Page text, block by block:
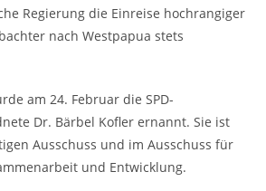
Regierung die Einreise hochrangiger
nach Westpapua stets
am 24. Februar die SPD-
Dr. Bärbel Kofler ernannt. Sie ist
Ausschuss und im Ausschuss für
und Entwicklung.